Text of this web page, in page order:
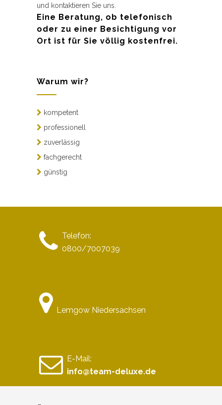
und kontaktieren Sie uns.
Eine Beratung, ob telefonisch
oder zu einer Besichtigung vor
Ort ist für Sie völlig kostenfrei.
Warum wir?
kompetent
professionell
zuverlässig
fachgerecht
günstig
Telefon:
0800/7007039
Lemgow Niedersachsen
E-Mail:
info@team-deluxe.de